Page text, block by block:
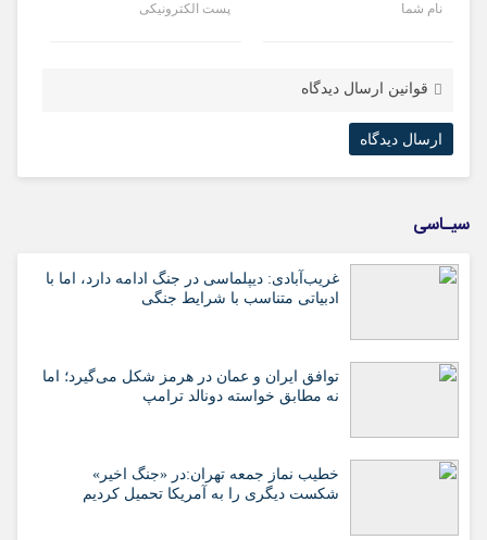
نام شما پست الکترونیکی
قوانین ارسال دیدگاه
سیـاسی
غریب‌آبادی: دیپلماسی در جنگ ادامه دارد، اما با
ادبیاتی متناسب با شرایط جنگی
توافق ایران و عمان در هرمز شکل می‌گیرد؛ اما
نه مطابق خواسته دونالد ترامپ
خطیب نماز جمعه تهران:در «جنگ اخیر»
شکست دیگری را به آمریکا تحمیل کردیم